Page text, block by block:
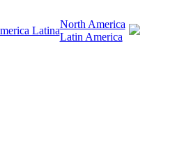
Latina
North America
Latin America